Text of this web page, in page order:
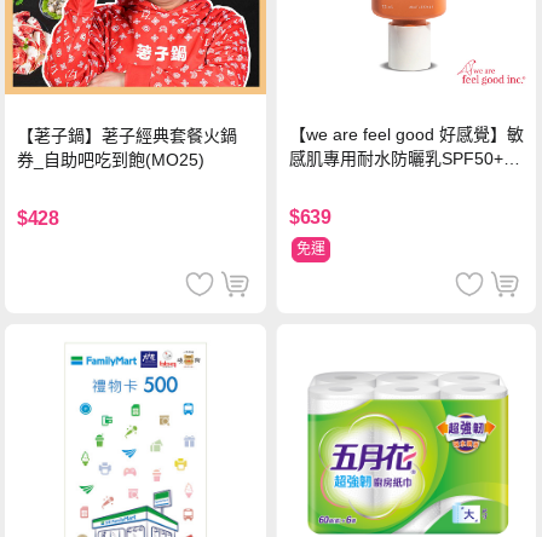
【荖子鍋】荖子經典套餐火鍋
券_自助吧吃到飽(MO25)
$428
【we are feel good 好感覺】敏
感肌專用耐水防曬乳SPF50+ 7
$639
免運